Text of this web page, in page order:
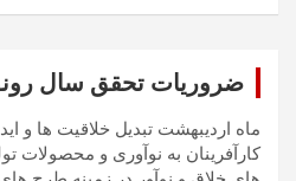
ضروریات تحقق سال
ماه اردیبهشت تبدیل خلاقیت ها و
کارآفرینان به نوآوری و محصولات